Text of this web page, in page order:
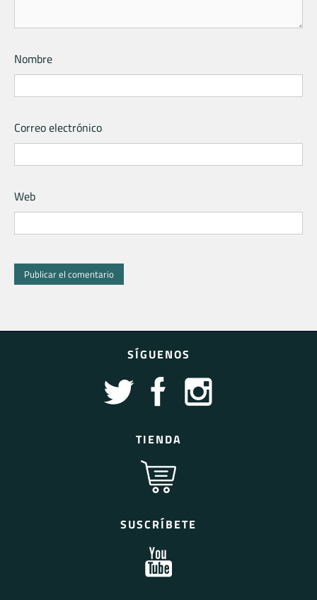
Nombre
Correo electrónico
Web
SÍGUENOS
TIENDA
SUSCRÍBETE